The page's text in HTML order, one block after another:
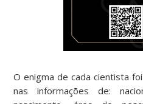
O enigma de cada cientista
nas informações de: